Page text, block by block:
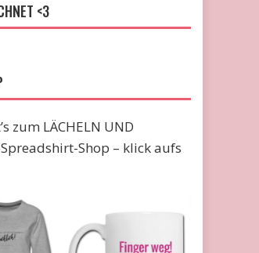
<3
zum LÄCHELN UND
Shop – klick aufs